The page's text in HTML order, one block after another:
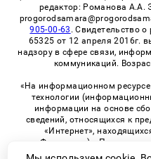
редактор: Романова А.А.
905-00-63 . Свидетельство
65325 от 12 апреля 2016г.
надзору в сфере связи,
коммуникаций.
«На информационном
технологии
информации на основе
сведений, относящихся к
«Интернет»,
Федерации)». Правила
технологий в виджетах